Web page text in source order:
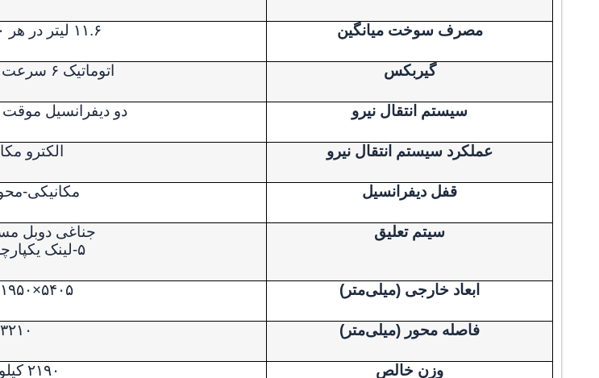
مصرف سوخت میانگین ۱۱.۶ لیتر در هر ۱۰۰ کیلومتر
گیربکس اتوماتیک ۶ سرعت آیسین (
سیستم انتقال نیرو دو دیفرانسیل موقت
عملکرد سیستم انتقال نیرو الکترو
قفل دیفرانسیل مکانیکی-
سیتم تعلیق
جناغی دوبل
۵-لینک یکپارچه (عقب)
ابعاد خارجی (میلی‌متر) ۵۴۰۵×۱۹۵۰×۱۸۵۵
فاصله محور (میلی‌متر) ۳۲۱۰
وزن خالص ۲۱۹۰ کیلوگرم